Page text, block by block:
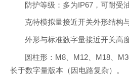
防护等级：多为IP67，可耐受
克特模拟量接近开关外形结构
外形与标准数字量接近开关高
圆柱形：M8、M12、M18、
长于数字量版本（因电路复杂）。